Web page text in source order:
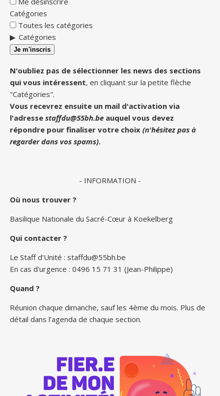
Catégories
Toutes les catégories
Catégories
Je m'inscris
N'oubliez pas de sélectionner les news des sections
qui vous intéressent, en cliquant sur la petite flèche
"Catégories".
Vous recevrez ensuite un mail d'activation via
l'adresse staffdu@55bh.be auquel vous devez
répondre pour finaliser votre choix (n'hésitez pas à
regarder dans vos spams).
- INFORMATION -
Où nous trouver ?
Basilique Nationale du Sacré-Cœur à Koekelberg
Qui contacter ?
Le Staff d'Unité : staffdu@55bh.be
En cas d'urgence : 0496 15 71 31 (Jean-Philippe)
Quand ?
Réunion chaque dimanche, sauf les 4ème du mois. Plus de
détail dans l’agenda de chaque section.